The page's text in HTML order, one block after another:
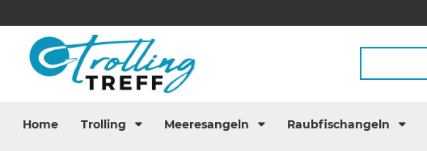
Home Trolling Meeresangeln Raubfischangeln